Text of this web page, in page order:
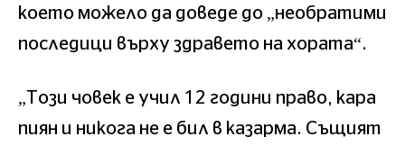
което можело да доведе до „необратими
последици върху здравето на хората“.
„Този човек е учил 12 години право, кара
пиян и никога не е бил в казарма. Същият